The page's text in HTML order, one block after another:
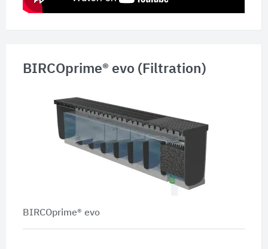
BIRCOprime® evo (Filtration)
BIRCOprime® evo